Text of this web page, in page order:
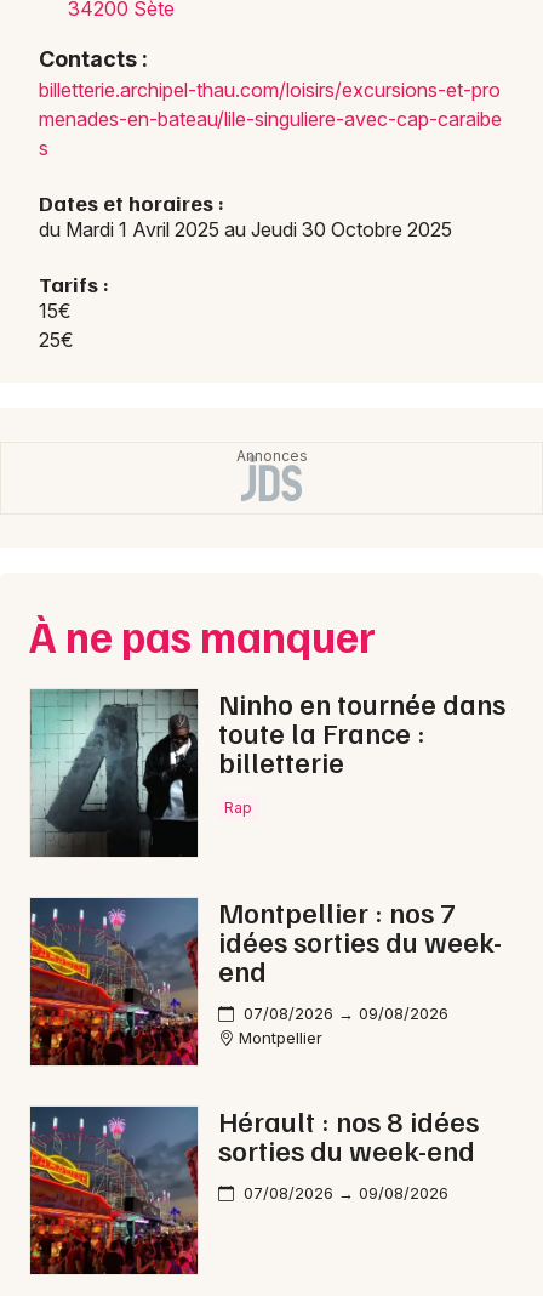
Sorties & loisirs
Manifestations en Languedoc-Roussillon
Manifestations en Occitanie
Newsletter des sorties
Artistes en tournée
Magazine dans l' Hérault
34 - Hérault
Choisir mes départements
Mon email
34200 Sète
Contacts :
billetterie.archipel-thau.com/loisirs/excursions-et-pro
menades-en-bateau/lile-singuliere-avec-cap-caraibe
s
Dates et horaires :
du Mardi 1 Avril 2025 au Jeudi 30 Octobre 2025
Tarifs :
15€
25€
À ne pas manquer
Ninho en tournée dans
toute la France :
billetterie
Rap
Montpellier : nos 7
idées sorties du week-
end
07/08/2026 → 09/08/2026
Montpellier
Hérault : nos 8 idées
sorties du week-end
07/08/2026 → 09/08/2026